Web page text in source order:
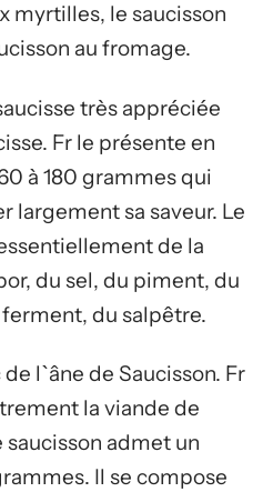
myrtilles, le saucisson
au fromage.
très appréciée
Fr le présente en
à 180 grammes qui
largement sa saveur. Le
de la
du sel, du piment, du
du salpêtre.
de l`âne de Saucisson. Fr
la viande de
saucisson admet un
Il se compose